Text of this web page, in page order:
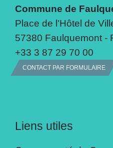
Commune de
Place de l'Hôtel de
57380 Faulquemont -
+33 3 87 29 70 00
CONTACT PAR FORMULAIRE
Liens utiles